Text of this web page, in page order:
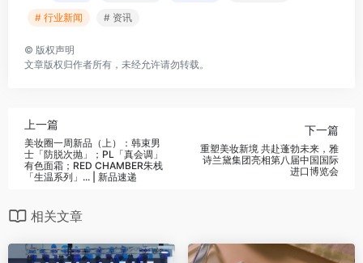
# 行业新闻
# 资讯
© 版权声明
文章版权归作者所有，未经允许请勿转载。
上一篇
美妆圈一周新品（上）：韩束男
士「防脱次抛」；PL「真会调」
有色面霜；RED CHAMBER朱栈
「生温系列」... | 新品速递
下一篇
重塑美妆新境 共赴蓬勃未来，雅
诗兰黛集团亮相第八届中国国际
进口博览会
相关文章